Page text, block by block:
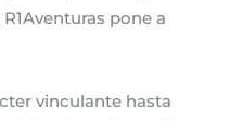
pone a
vinculante hasta